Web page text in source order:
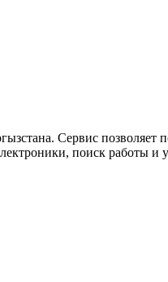
Сервис позволяет
поиск работы и